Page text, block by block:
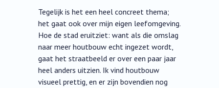
Tegelijk is het een heel concreet thema;
het gaat ook over mijn eigen leefomgeving.
Hoe de stad eruitziet: want als die omslag
naar meer houtbouw echt ingezet wordt,
gaat het straatbeeld er over een paar jaar
heel anders uitzien. Ik vind houtbouw
visueel prettig, en er zijn bovendien nog